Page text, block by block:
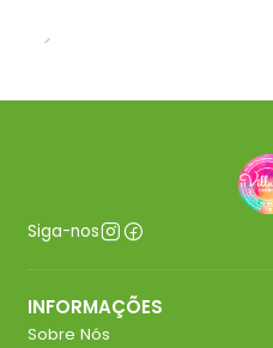
Siga-nos
INFORMAÇÕES
Sobre Nós